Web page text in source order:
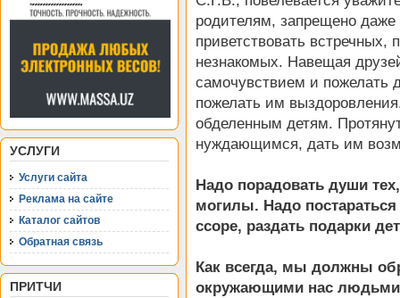
УСЛУГИ
Услуги сайта
Реклама на сайте
Каталог сайтов
Обратная связь
ПРИТЧИ
родителям, запрещено
приветствовать встречных,
незнакомых. Навещая
самочувствием и пожелать
пожелать им
обделенным детям.
нуждающимся, дать им
Надо порадовать души
могилы. Надо
ссоре, раздать подарки
Как всегда, мы должны
окружающими нас